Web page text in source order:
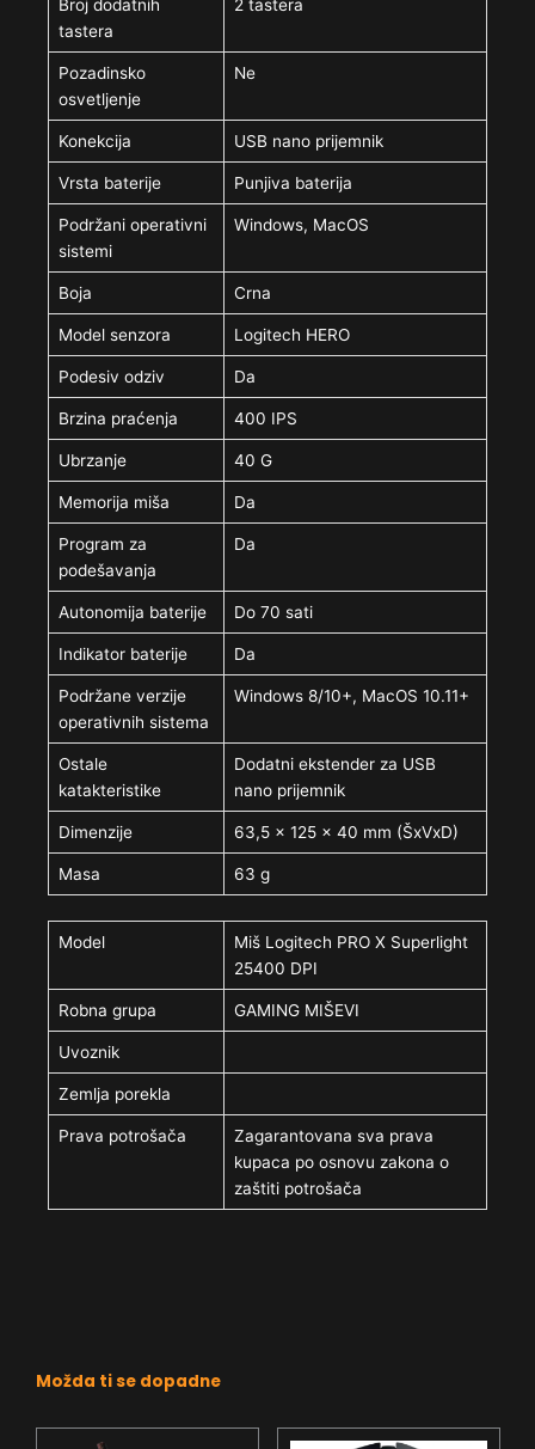
Broj dodatnih
tastera
2 tastera
Pozadinsko
osvetljenje
Ne
Konekcija USB nano prijemnik
Vrsta baterije Punjiva baterija
Podržani operativni
sistemi
Windows, MacOS
Boja Crna
Model senzora Logitech HERO
Podesiv odziv Da
Brzina praćenja 400 IPS
Ubrzanje 40 G
Memorija miša Da
Program za
podešavanja
Da
Autonomija baterije Do 70 sati
Indikator baterije Da
Podržane verzije
operativnih sistema
Windows 8/10+, MacOS 10.11+
Ostale
katakteristike
Dodatni ekstender za USB
nano prijemnik
Dimenzije 63,5 x 125 x 40 mm (ŠxVxD)
Masa 63 g
Model
Miš Logitech PRO X Superlight
25400 DPI
Robna grupa GAMING MIŠEVI
Uvoznik
Zemlja porekla
Prava potrošača
Zagarantovana sva prava
kupaca po osnovu zakona o
zaštiti potrošača
Možda ti se dopadne